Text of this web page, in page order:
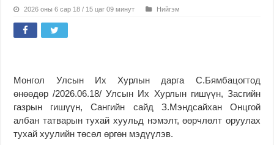
2026 оны 6 сар 18 / 15 цаг 09 минут Нийгэм
Монгол Улсын Их Хурлын дарга С.Бямбацогтод
өнөөдөр /2026.06.18/ Улсын Их Хурлын гишүүн, Засгийн
газрын гишүүн, Сангийн сайд З.Мэндсайхан Онцгой
албан татварын тухай хуульд нэмэлт, өөрчлөлт оруулах
тухай хуулийн төсөл өргөн мэдүүлэв.